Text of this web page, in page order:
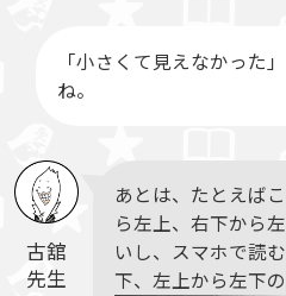
「小さくて見えなかった
ね。
古舘
先生
あとは、たとえば
ら左上、右下から
いし、スマホで読
下、左上から左下